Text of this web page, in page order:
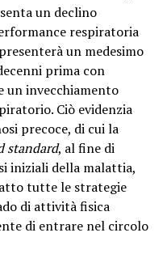
un declino
respiratoria
un medesimo
prima con
un invecchiamento
Ciò evidenzia
precoce, di cui la
standard, al fine di
iniziali della malattia,
tutte le strategie
di attività fisica
di entrare nel circolo